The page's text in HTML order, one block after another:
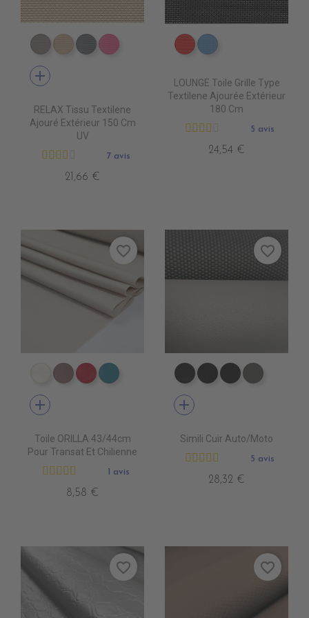
DB0104 TAUPE
DB0113 BEIGE
DB0114 GRIS FONCE
DB0112 FUSHIA
add
RELAX Tissu Textilene
Ajouré Extérieur 150 Cm
UV
7 avis
21,66 €
DB0208 ROUGE
DB0224 CIEL
LOUNGE Toile Grille Type
Textilene Ajourée Extérieur
180 Cm
5 avis
24,54 €
DT0001 ECRU
DT0003 TOURTERELLE
DT0005 FUSHIA
DT0022 TOPAZE
add
Toile ORILLA 43/44cm
Pour Transat Et Chilienne
1 avis
8,58 €
favorite_border
EA0100 NEXUS NOIR
EA0030 ICONE
EA0040EA0120
add
Simili Cuir Auto/Moto
5 avis
28,32 €
favorite_border
favorite_border favorite_border